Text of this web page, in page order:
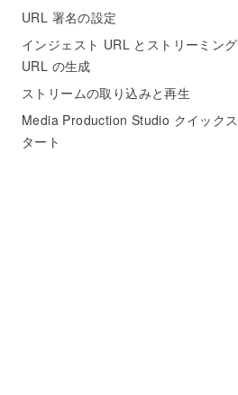
URL 署名の設定
インジェスト URL とストリーミング
URL の生成
ストリームの取り込みと再生
Media Production Studio クイックス
タート